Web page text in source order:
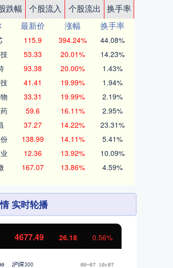
跌幅 个股流入 个股流出
换手率
最新价 涨幅
换手率
115.9 394.24% 44.08%
53.33 20.01% 14.23%
93.38 20.00% 1.43%
41.41 19.99% 1.94%
33.31 19.99% 2.19%
59.6 16.11% 2.95%
37.27 14.22% 23.31%
138.99 14.11% 5.41%
12.36 13.92% 10.09%
167.07 13.86% 4.59%
实时轮播
北证50 1119.14